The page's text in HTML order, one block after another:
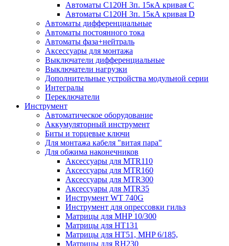
Автоматы С120Н 3п. 15кА кривая C
Автоматы С120Н 3п. 15кА кривая D
Автоматы дифференциальные
Автоматы постоянного тока
Автоматы фаза+нейтраль
Аксессуары для монтажа
Выключатели дифференциальные
Выключатели нагрузки
Дополнительные устройства модульной серии
Интегралы
Переключатели
Инструмент
Автоматическое оборудование
Аккумуляторный инструмент
Биты и торцевые ключи
Для монтажа кабеля "витая пара"
Для обжима наконечников
Аксессуары для MTR110
Аксессуары для MTR160
Аксессуары для MTR300
Аксессуары для MTR35
Инструмент WT 740G
Инструмент для опрессовки гильз
Матрицы для MHP 10/300
Матрицы для НТ131
Матрицы для НТ51, MHP 6/185,
Матрицы для RH230